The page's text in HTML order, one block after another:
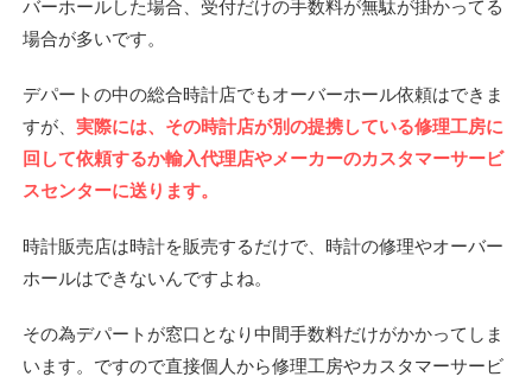
バーホールした場合、受付だけの手数料が無駄が掛かってる
場合が多いです。
デパートの中の総合時計店でもオーバーホール依頼はできま
すが、 実際には、その時計店が別の提携している修理工房に
回して依頼するか輸入代理店やメーカーのカスタマーサービ
スセンターに送ります。
時計販売店は時計を販売するだけで、時計の修理やオーバー
ホールはできないんですよね。
その為デパートが窓口となり中間手数料だけがかかってしま
います。ですので直接個人から修理工房やカスタマーサービ